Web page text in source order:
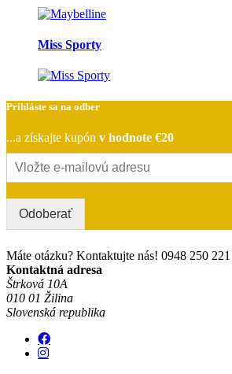
Miss Sporty
Prihláste sa na odber
...a získajte kupón v hodnote €20
Odoberať
Máte otázku? Kontaktujte nás! 0948 250 221
Kontaktná adresa
Štrková 10A
010 01 Žilina
Slovenská republika